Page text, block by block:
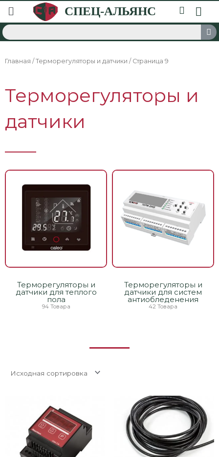
Главная / Терморегуляторы и датчики / Страница 9
Терморегуляторы и
датчики
Терморегуляторы и
датчики для теплого
пола
94 Товара
Терморегуляторы и
датчики для систем
антиобледенения
42 Товара